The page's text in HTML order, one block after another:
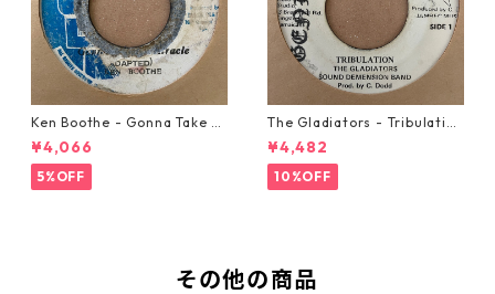
Ken Boothe - Gonna Take A
Miracle【7-21362】
¥4,066
5%OFF
The Gladiators - Tribulation
【7-21365】
¥4,482
10%OFF
その他の商品